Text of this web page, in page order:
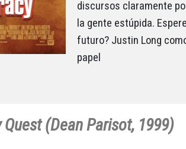
discursos claramente
la gente estúpida.
futuro? Justin Long
papel
Quest (Dean Parisot, 1999)